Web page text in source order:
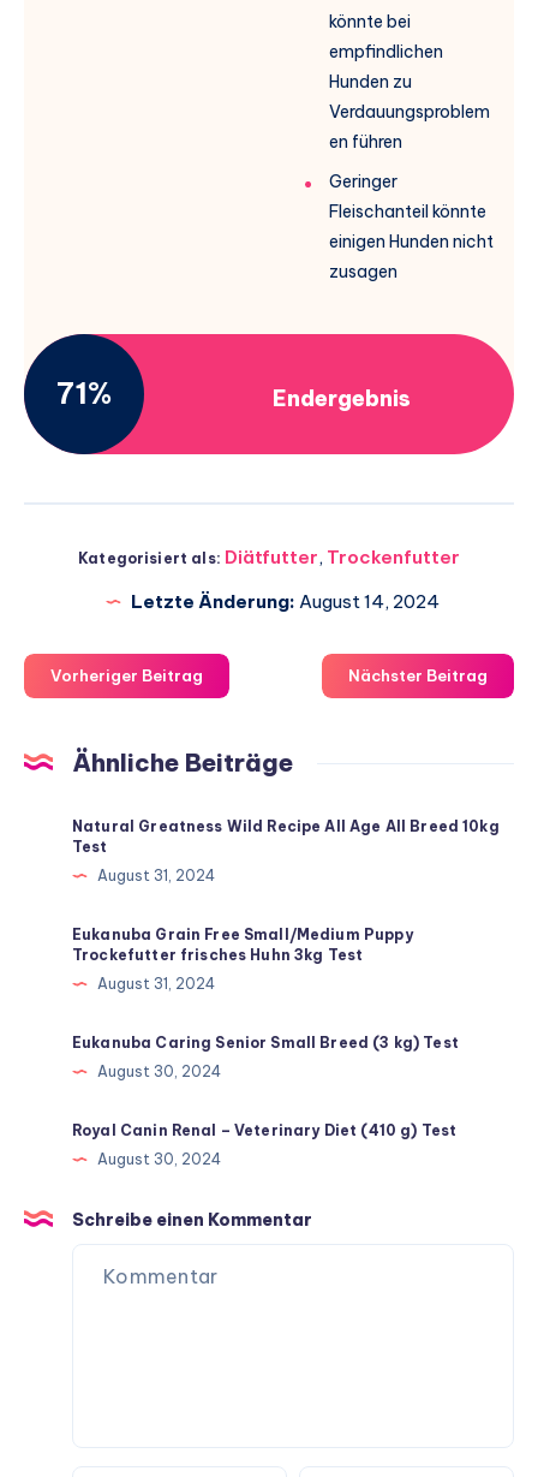
könnte bei
empfindlichen
Hunden zu
Verdauungsproblem
en führen
Geringer
Fleischanteil könnte
einigen Hunden nicht
zusagen
71% Endergebnis
Kategorisiert als: Diätfutter, Trockenfutter
Letzte Änderung: August 14, 2024
Vorheriger Beitrag Nächster Beitrag
Ähnliche Beiträge
Natural Greatness Wild Recipe All Age All Breed 10kg
Test
August 31, 2024
Eukanuba Grain Free Small/Medium Puppy
Trockefutter frisches Huhn 3kg Test
August 31, 2024
Eukanuba Caring Senior Small Breed (3 kg) Test
August 30, 2024
Royal Canin Renal – Veterinary Diet (410 g) Test
August 30, 2024
Schreibe einen Kommentar